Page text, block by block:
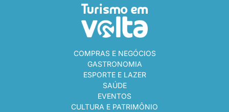
COMPRAS E NEGÓCIOS
GASTRONOMIA
ESPORTE E LAZER
SAÚDE
EVENTOS
CULTURA E PATRIMÔNIO